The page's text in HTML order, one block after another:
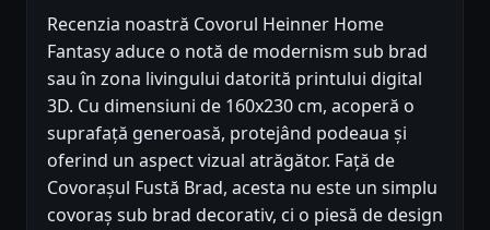
Recenzia noastră Covorul Heinner Home
Fantasy aduce o notă de modernism sub brad
sau în zona livingului datorită printului digital
3D. Cu dimensiuni de 160x230 cm, acoperă o
suprafață generoasă, protejând podeaua și
oferind un aspect vizual atrăgător. Față de
Covorașul Fustă Brad, acesta nu este un simplu
covoraș sub brad decorativ, ci o piesă de design